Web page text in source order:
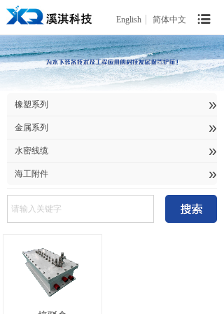
English 简体中文
橡塑系列 »
金属系列 »
水密线缆 »
海工附件 »